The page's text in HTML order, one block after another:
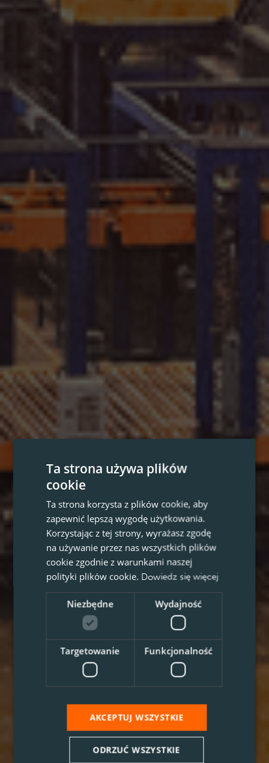
Ta strona używa plików
cookie
Ta strona korzysta z plików cookie, aby
zapewnić lepszą wygodę użytkowania.
Korzystając z tej strony, wyrażasz zgodę
na używanie przez nas wszystkich plików
cookie zgodnie z warunkami naszej
polityki plików cookie. Dowiedz się więcej
Niezbędne Wydajność
Targetowanie Funkcjonalność
AKCEPTUJ WSZYSTKIE
ODRZUĆ WSZYSTKIE